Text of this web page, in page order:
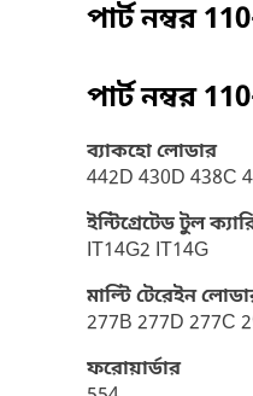
পার্ট নম্বর
পার্ট নম্বর
ব্যাকহো লোডার
442D 430D 438C
ইন্টিগ্রেটেড টুল
IT14G2 IT14G
মাল্টি টেরেইন
277B 277D 277C
ফরোয়ার্ডার